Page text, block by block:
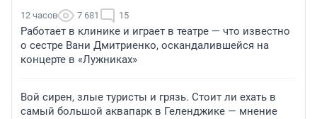
12 часов 7 681 15
Работает в клинике и играет в театре — что известно
о сестре Вани Дмитриенко, оскандалившейся на
концерте в «Лужниках»
Вой сирен, злые туристы и грязь. Стоит ли ехать в
самый большой аквапарк в Геленджике — мнение